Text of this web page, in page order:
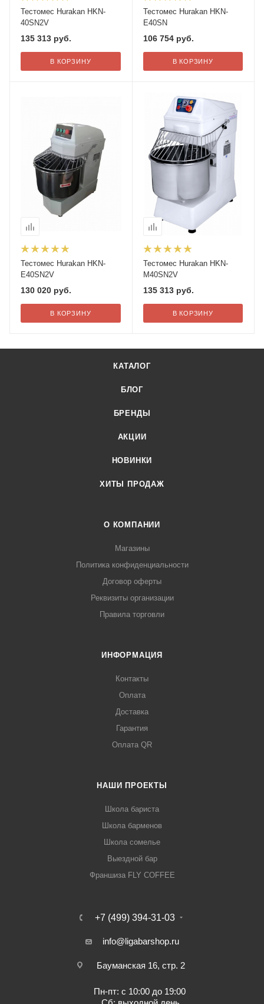
Тестомес Hurakan HKN-
40SN2V
135 313 руб.
В КОРЗИНУ
Тестомес Hurakan HKN-
E40SN
106 754руб.
В КОРЗИНУ
Тестомес Hurakan HKN-
E40SN2V
130 020 руб.
В КОРЗИНУ
Тестомес Hurakan HKN-
M40SN2V
135 313руб.
В КОРЗИНУ
КАТАЛОГ
БЛОГ
БРЕНДЫ
АКЦИИ
НОВИНКИ
ХИТЫ ПРОДАЖ
О КОМПАНИИ
Магазины
Политика конфиденциальности
Договор оферты
Реквизиты организации
Правила торговли
ИНФОРМАЦИЯ
Контакты
Оплата
Доставка
Гарантия
Оплата QR
НАШИ ПРОЕКТЫ
Школа бариста
Школа барменов
Школа сомелье
Выездной бар
Франшиза FLY COFFEE
+7 (499) 394-31-03
info@ligabarshop.ru
Бауманская 16, стр. 2
Пн-пт: с 10:00 до 19:00